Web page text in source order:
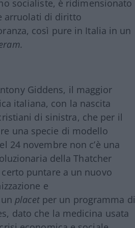
socialiste, è ridimensionato
arruolati di diritto
così pure in Italia in un
Giddens, il maggior
italiana, con la nascita
di sinistra, che per il
una specie di modello
24 novembre non c’è una
della Thatcher
certo puntare a un nuovo
e
placetper un programma di
dato che la medicina usata